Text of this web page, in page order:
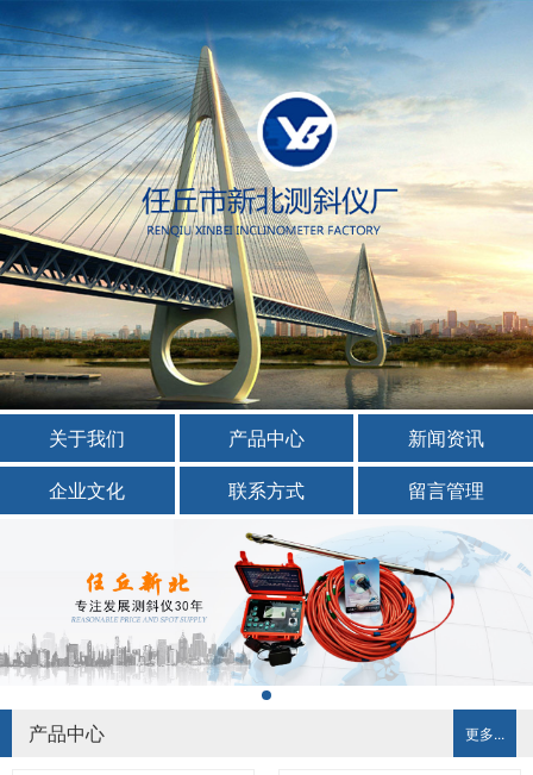
关于我们 产品中心
新闻资讯
企业文化
联系方式 留言管理
更多...
产品中心